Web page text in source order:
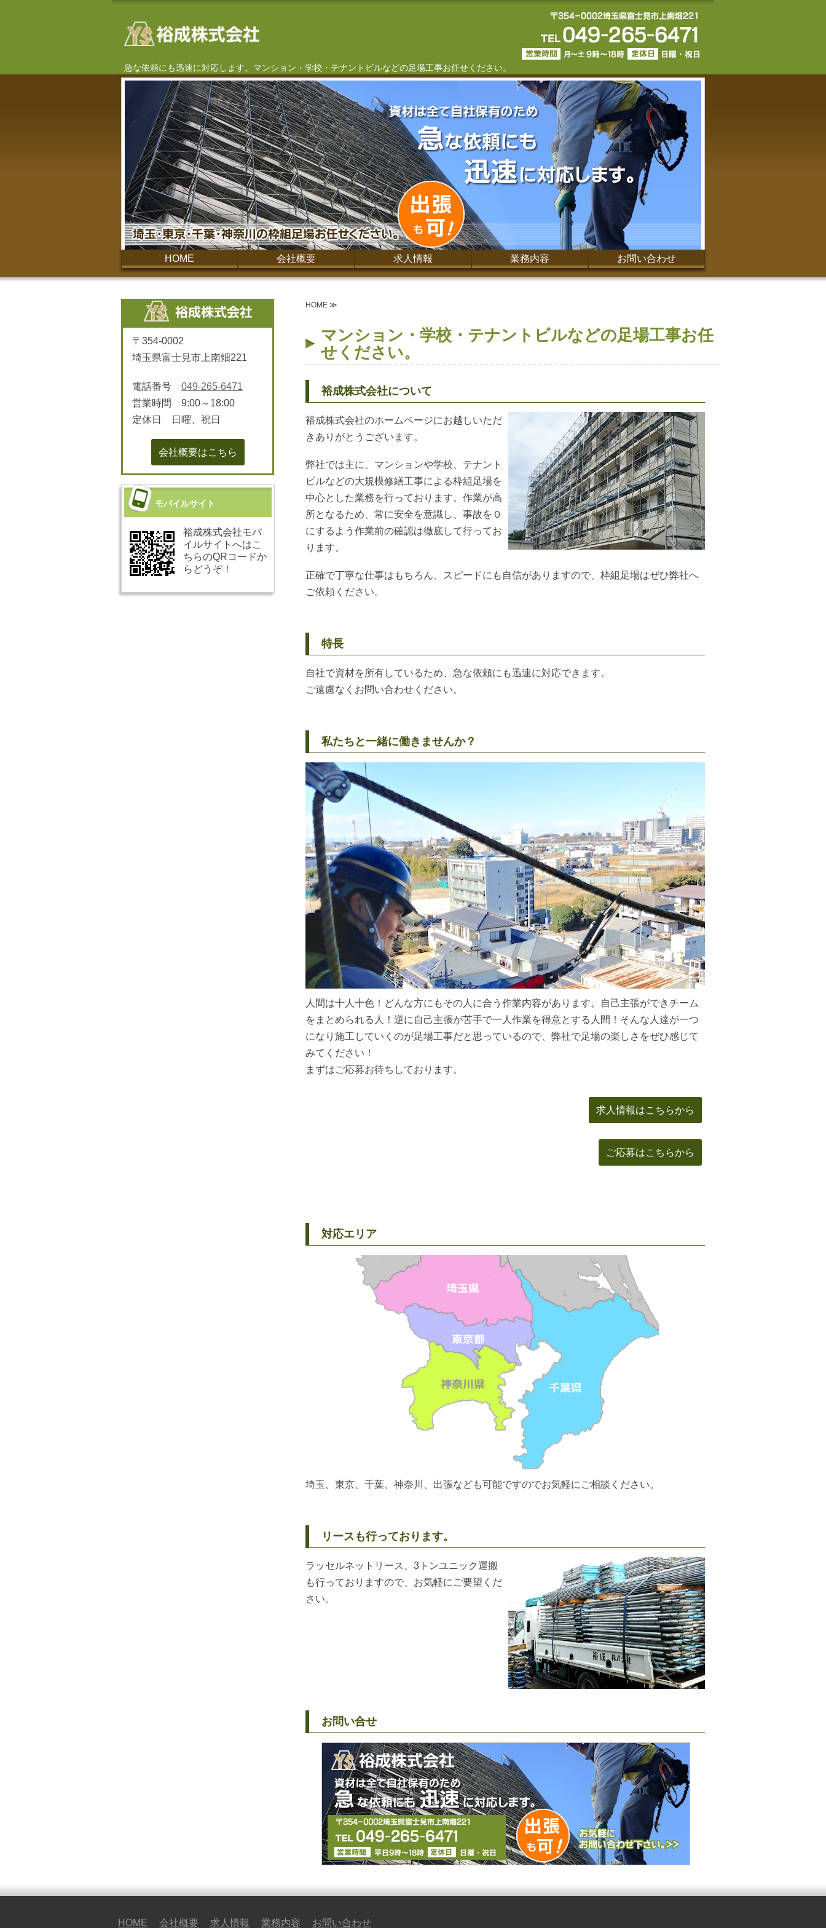
急な依頼にも迅速に対応します。マンション・学校・テナントビルなどの足場工事お任せください。
HOME 会社概要 求人情報 業務内容 お問い合わせ
HOME ≫
マンション・学校・テナントビルなどの足場工事お任
せください。
裕成株式会社について
裕成株式会社のホームページにお越しいただ
きありがとうございます。
弊社では主に、マンションや学校、テナント
ビルなどの大規模修繕工事による枠組足場を
中心とした業務を行っております。作業が高
所となるため、常に安全を意識し、事故を０
にするよう作業前の確認は徹底して行ってお
ります。
正確で丁寧な仕事はもちろん、スピードにも自信がありますので、枠組足場はぜひ弊社へ
ご依頼ください。
特長
自社で資材を所有しているため、急な依頼にも迅速に対応できます。
ご遠慮なくお問い合わせください。
私たちと一緒に働きませんか？
人間は十人十色！どんな方にもその人に合う作業内容があります。自己主張ができチーム
をまとめられる人！逆に自己主張が苦手で一人作業を得意とする人間！そんな人達が一つ
になり施工していくのが足場工事だと思っているので、弊社で足場の楽しさをぜひ感じて
みてください！
まずはご応募お待ちしております。
求人情報はこちらから
ご応募はこちらから
対応エリア
埼玉、東京、千葉、神奈川、出張なども可能ですのでお気軽にご相談ください。
リースも行っております。
ラッセルネットリース、3トンユニック運搬
も行っておりますので、お気軽にご要望くだ
さい。
お問い合せ
〒354-0002
埼玉県富士見市上南畑221
電話番号 049-265-6471
営業時間 9:00～18:00
定休日 日曜、祝日
会社概要はこちら
モバイルサイト
裕成株式会社モバ
イルサイトへはこ
ちらのQRコードか
らどうぞ！
HOME 会社概要 求人情報 業務内容 お問い合わせ